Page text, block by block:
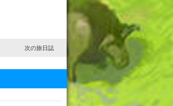
次の旅日誌